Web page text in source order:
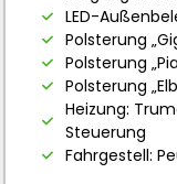
LED-
Polsterung
Polsterung
Polsterung
Heizung:
Steuerung
Fahrgestell: